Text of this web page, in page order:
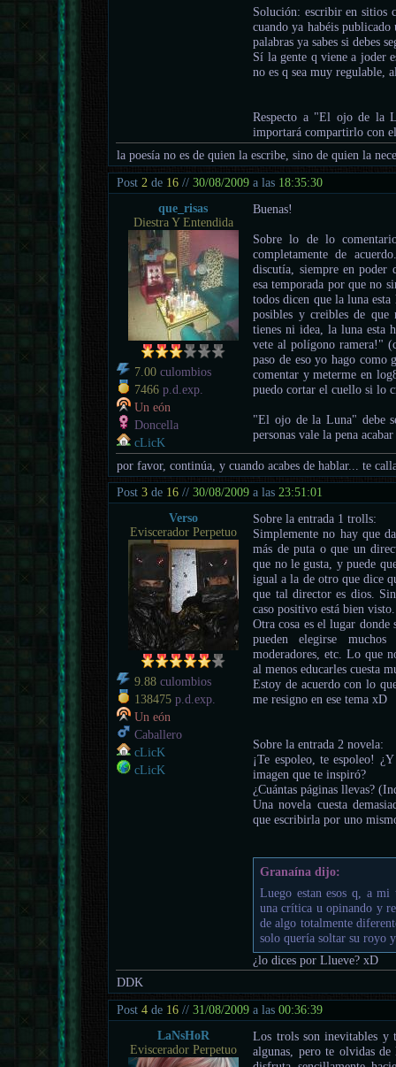
Solución: escribir en sitios
cuando ya habéis publicado
palabras ya sabes si debes
Sí la gente q viene a joder
no es q sea muy regulable,
Respecto a "El ojo de la
importará compartirlo con
la poesía no es de quien la escribe, sino de quien la
Post 2 de 16 //30/08/2009 a las 18:35:30
que_risas
Diestra Y Entendida
7.00 culombios
7466 p.d.exp.
Un eón
Doncella
cLicK
Buenas!
Sobre lo de lo
completamente de
discutía, siempre en poder
esa temporada por que no
todos dicen que la luna esta
posibles y creibles de que
tienes ni idea, la luna esta
vete al polígono ramera!"
paso de eso yo hago como
comentar y meterme en
puedo cortar el cuello si lo
"El ojo de la Luna" debe
personas vale la pena
por favor, continúa, y cuando acabes de hablar... te
Post3 de 16 //30/08/2009 a las23:51:01
Verso
Eviscerador Perpetuo
9.88 culombios
138475 p.d.exp.
Un eón
Caballero
cLicK
cLicK
Sobre la entrada 1 trolls:
Simplemente no hay que
más de puta o que un
que no le gusta, y puede
igual a la de otro que dice
que tal director es dios.
caso positivo está bien
Otra cosa es el lugar
pueden elegirse
moderadores, etc. Lo que
al menos educarles cuesta
Estoy de acuerdo con lo
me resigno en ese tema xD
Sobre la entrada 2 novela:
¡Te espoleo, te espoleo!
imagen que te inspiró?
¿Cuántas páginas llevas?
Una novela cuesta
que escribirla por uno
Granaína dijo:
Luego estan esos q, a mi
una crítica u opinando y
de algo totalmente
solo quería soltar su royo
¿lo dices por Llueve? xD
DDK
Post4 de 16 //31/08/2009 a las00:36:39
LaNsHoR
Eviscerador Perpetuo
Los trols son inevitables y
algunas, pero te olvidas